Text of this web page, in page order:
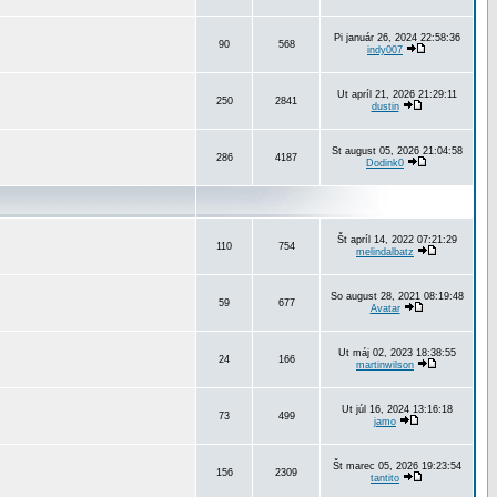
90 568
Pi január 26, 2024 22:58:36
indy007
250 2841
Ut apríl 21, 2026 21:29:11
dustin
286 4187
St august 05, 2026 21:04:58
Dodink0
110 754
Št apríl 14, 2022 07:21:29
melindalbatz
59 677
So august 28, 2021 08:19:48
Avatar
24 166
Ut máj 02, 2023 18:38:55
martinwilson
73 499
Ut júl 16, 2024 13:16:18
jamo
156 2309
Št marec 05, 2026 19:23:54
tantito